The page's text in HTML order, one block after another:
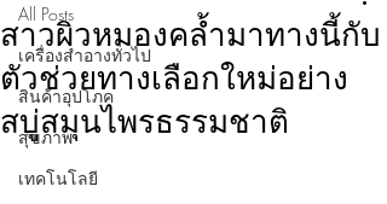
All Posts
เครื่องสำอางทั่วไป
สินค้าอุปโภค
สุขภาพ
เทคโนโลยี
สาวผิวหมองคล้ำมาทางนี้กับ
ตัวช่วยทางเลือกใหม่อย่าง
สบู่สมุนไพรธรรมชาติ